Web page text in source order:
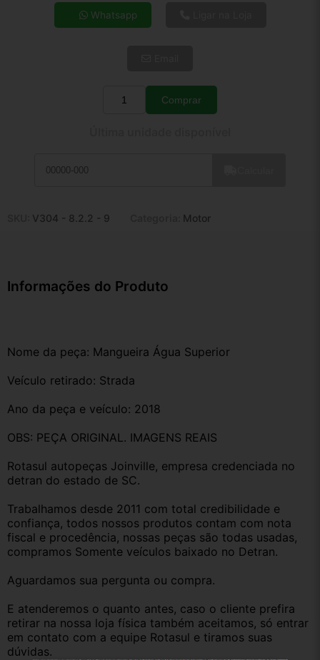
4x de R$ 38,80
5x de R$ 31,45
Whatsapp
Quantidade
Comprar
V304 - 8.2.2 - 9 Motor
Informações do Produto
Nome da peça: Mangueira Água Superior
Veículo retirado: Strada
Ano da peça e veículo: 2018
OBS: PEÇA ORIGINAL. IMAGENS REAIS
Rotasul autopeças Joinville, empresa credenciada no
detran do estado de SC.
Trabalhamos desde 2011 com total credibilidade e
confiança, todos nossos produtos contam com nota
fiscal e procedência, nossas peças são todas usadas,
compramos Somente veículos baixado no Detran.
Aguardamos sua pergunta ou compra.
E atenderemos o quanto antes, caso o cliente prefira
retirar na nossa loja física também aceitamos, só entrar
em contato com a equipe Rotasul e tiramos suas
dúvidas.